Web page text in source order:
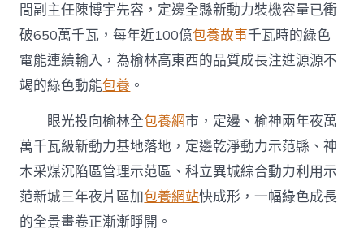
間副主任陳博宇先容，定邊全縣新動力裝機容量已衝
破650萬千瓦，每年近100億包養故事千瓦時的綠色
電能連續輸入，為榆林高東西的品質成長注進源源不
竭的綠色動能包養 。
眼光投向榆林全包養網市，定邊、榆神兩年夜萬
萬千瓦級新動力基地落地，定邊乾淨動力示范縣、神
木采煤沉陷區管理示范區、科立異城綜合動力利用示
范新城三年夜片區加包養網站快成形，一幅綠色成長
的全景畫卷正漸漸睜開。